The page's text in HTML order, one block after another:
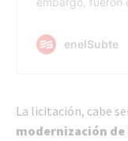
La licitación, cabe
modernización